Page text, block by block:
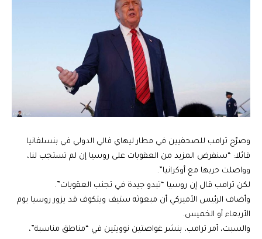
وصرّح ترامب للصحفيين في مطار ليهاي فالي الدولي في بنسلفانيا
قائلا: “سنفرض المزيد من العقوبات على روسيا إن لم تستجب لنا،
وواصلت حربها مع أوكرانيا”.
لكن ترامب قال إن روسيا “تبدو جيدة في تجنب العقوبات”.
وأضاف الرئيس الأميركي أن مبعوثه ستيف ويتكوف قد يزور روسيا يوم
الأربعاء أو الخميس.
والسبت، أمر ترامب، بنشر غواصتين نوويتين في “مناطق مناسبة”،